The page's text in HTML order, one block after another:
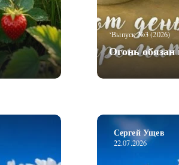
‘Выпуск №3 (2026)
Огонь обязан
Сергей Ущев
22.07.2026